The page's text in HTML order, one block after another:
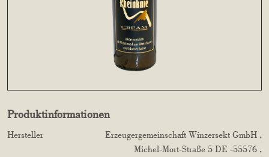
Produktinformationen
Hersteller Erzeugergemeinschaft Winzersekt GmbH ,
Michel-Mort-Straße 5 DE -55576 ,